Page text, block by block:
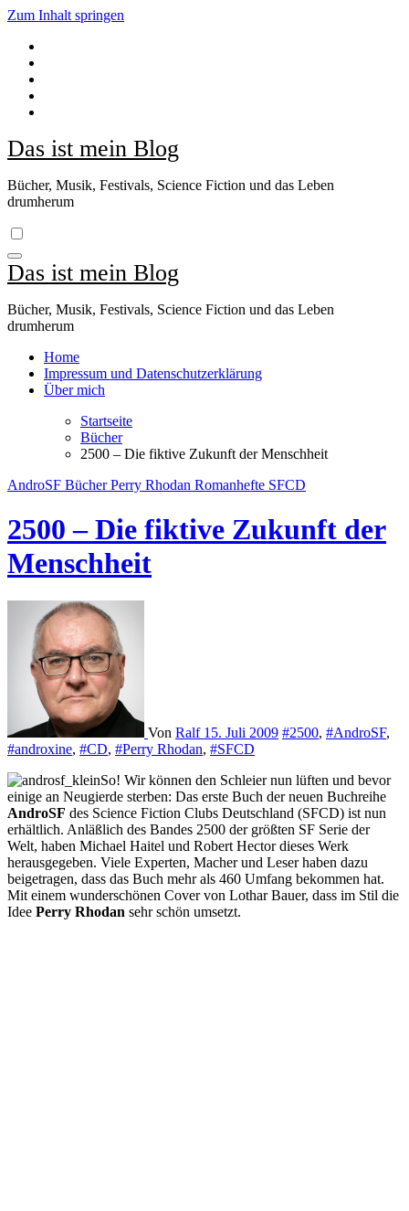
Zum Inhalt springen
Das ist mein Blog
Bücher, Musik, Festivals, Science Fiction und das Leben
drumherum
Das ist mein Blog
Bücher, Musik, Festivals, Science Fiction und das Leben
drumherum
Home
Impressum und Datenschutzerklärung
Über mich
Startseite
Bücher
2500 – Die fiktive Zukunft der Menschheit
AndroSF BücherPerry Rhodan Romanhefte SFCD
2500 – Die fiktive Zukunft der
Menschheit
Von Ralf 15. Juli 2009 #2500, #AndroSF,
#androxine, #CD, #Perry Rhodan, #SFCD
So! Wir können den Schleier nun lüften und bevor
einige an Neugierde sterben: Das erste Buch der neuen Buchreihe
AndroSF des Science Fiction Clubs Deutschland (SFCD) ist nun
erhältlich. Anläßlich des Bandes 2500 der größten SF Serie der
Welt, haben Michael Haitel und Robert Hector dieses Werk
herausgegeben. Viele Experten, Macher und Leser haben dazu
beigetragen, dass das Buch mehr als 460 Umfang bekommen hat.
Mit einem wunderschönen Cover von Lothar Bauer, dass im Stil die
Idee Perry Rhodan sehr schön umsetzt.